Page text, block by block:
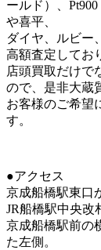
ールド）、
や喜平、
ダイヤ、ルビー
高額査定してお
店頭買取だけで
ので、是非大蔵
お客様のご希望
す。
●アクセス
京成船橋駅東口
JR船橋駅中央改
京成船橋駅前の
た左側。